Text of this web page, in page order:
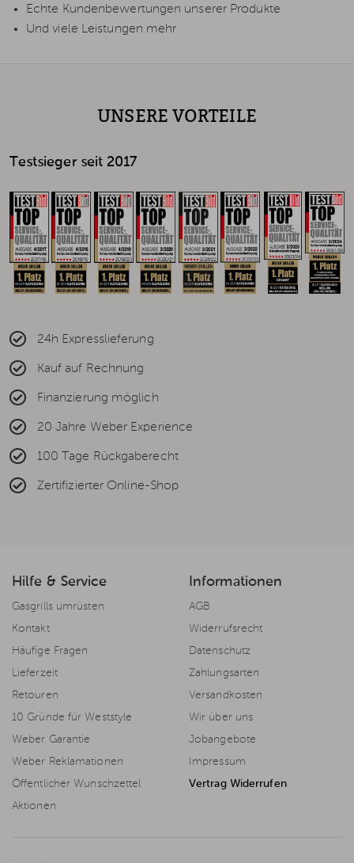
Echte Kundenbewertungen unserer Produkte
Und viele Leistungen mehr
UNSERE VORTEILE
Testsieger seit 2017
24h Expresslieferung
Kauf auf Rechnung
Finanzierung möglich
20 Jahre Weber Experience
100 Tage Rückgaberecht
Zertifizierter Online-Shop
Hilfe & Service
Gasgrills umrüsten
Kontakt
Häufige Fragen
Lieferzeit
Retouren
10 Gründe für Weststyle
Weber Garantie
Weber Reklamationen
Öffentlicher Wunschzettel
Aktionen
Informationen
AGB
Widerrufsrecht
Datenschutz
Zahlungsarten
Versandkosten
Wir über uns
Jobangebote
Impressum
Vertrag Widerrufen